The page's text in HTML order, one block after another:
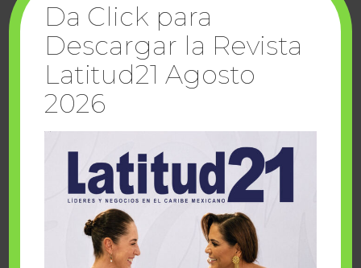
Cuando la solidaridad inspira; cumplen
sueños Fairmont Mayakoba y Make-A-Wish
Da Click para
Descargar la Revista
Latitud21 Agosto
2026